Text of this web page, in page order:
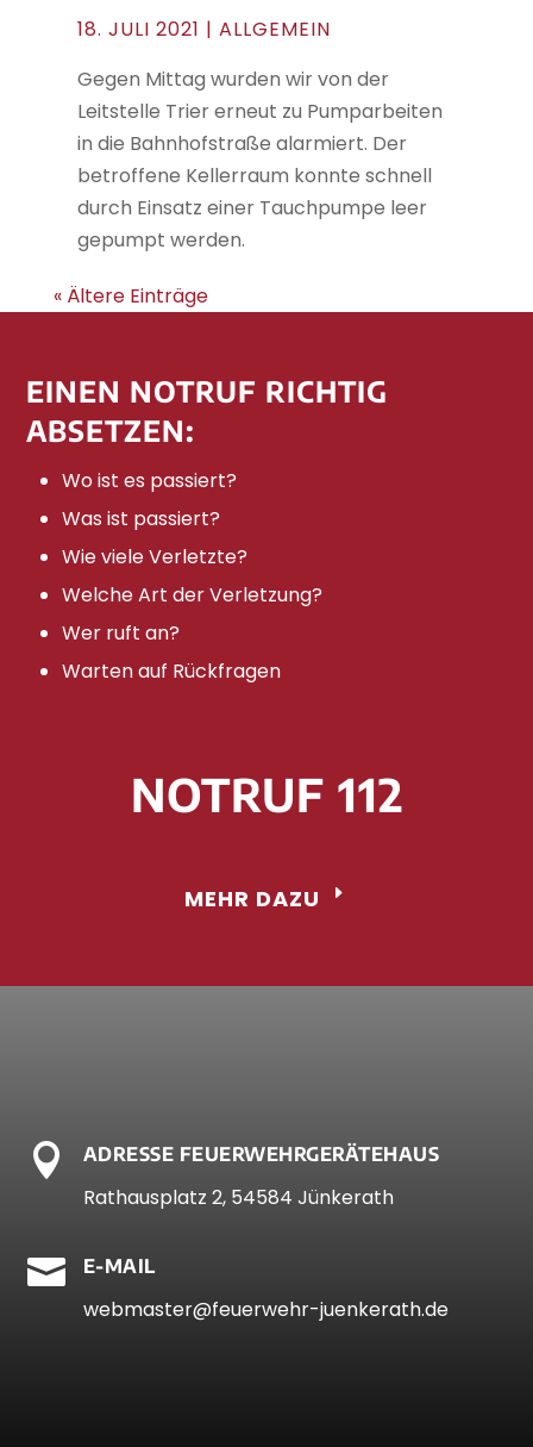
18. JULI 2021 | ALLGEMEIN
Gegen Mittag wurden wir von der
Leitstelle Trier erneut zu Pumparbeiten
in die Bahnhofstraße alarmiert. Der
betroffene Kellerraum konnte schnell
durch Einsatz einer Tauchpumpe leer
gepumpt werden.
« Ältere Einträge
EINEN NOTRUF RICHTIG
ABSETZEN:
Wo ist es passiert?
Was ist passiert?
Wie viele Verletzte?
Welche Art der Verletzung?
Wer ruft an?
Warten auf Rückfragen
NOTRUF 112
MEHR DAZU
 ADRESSE FEUERWEHRGERÄTEHAUS
Rathausplatz 2, 54584 Jünkerath
 E-MAIL
webmaster@feuerwehr-juenkerath.de